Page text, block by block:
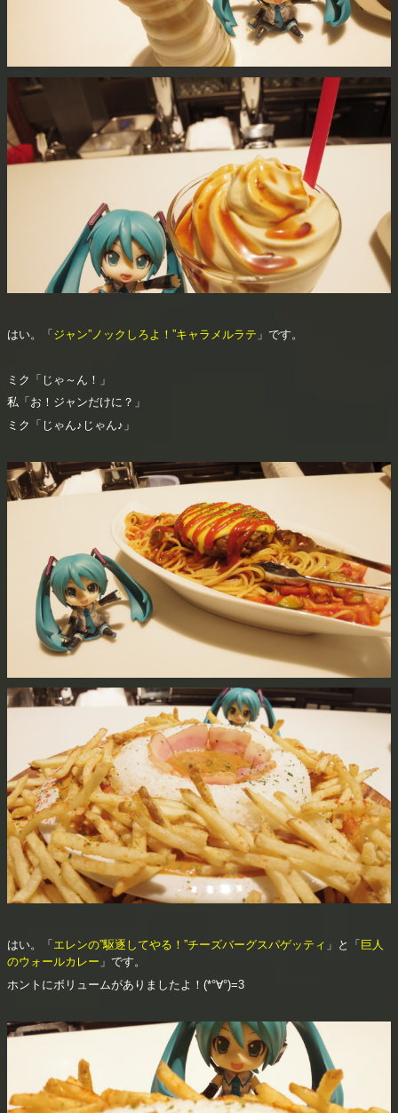
はい。「 ジャン”ノックしろよ！”キャラメルラテ 」です。
ミク「じゃ～ん！」
私「お！ジャンだけに？」
ミク「じゃん♪じゃん♪」
はい。「 エレンの”駆逐してやる！”チーズバーグスパゲッティ 」と「 巨人
のウォールカレー 」です。
ホントにボリュームがありましたよ！(*°∀°)=3